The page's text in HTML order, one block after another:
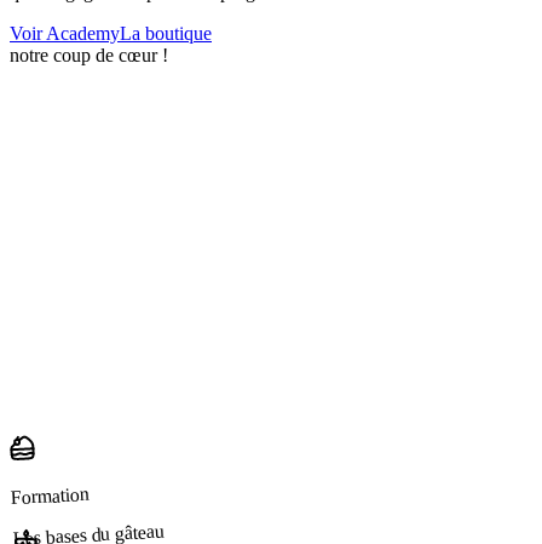
Voir AcademyLa boutique
notre coup de cœur !
Formation
Les bases du gâteau